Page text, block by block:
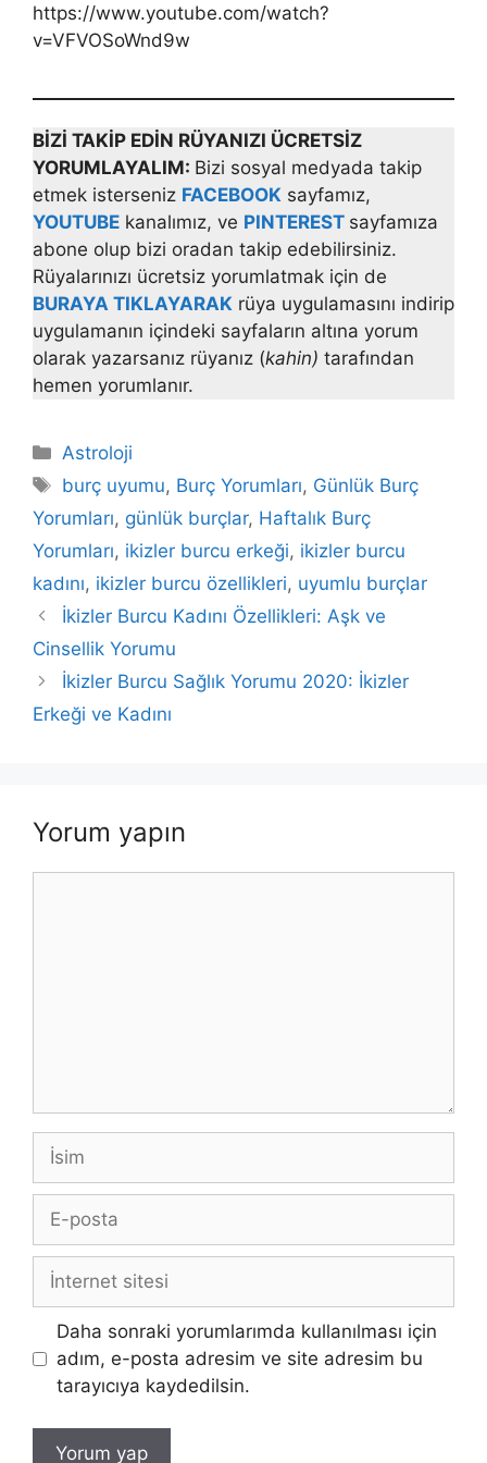
https://www.youtube.com/watch?
v=VFVOSoWnd9w
BİZİ TAKİP EDİN RÜYANIZI ÜCRETSİZ
YORUMLAYALIM: Bizi sosyal medyada takip
etmek isterseniz FACEBOOK sayfamız,
YOUTUBE kanalımız, ve PINTEREST sayfamıza
abone olup bizi oradan takip edebilirsiniz.
Rüyalarınızı ücretsiz yorumlatmak için de
BURAYA TIKLAYARAK rüya uygulamasını indirip
uygulamanın içindeki sayfaların altına yorum
olarak yazarsanız rüyanız (kahin) tarafından
hemen yorumlanır.
Kategoriler
Astroloji
Etiketler
burç uyumu, Burç Yorumları, Günlük Burç
Yorumları, günlük burçlar, Haftalık Burç
Yorumları, ikizler burcu erkeği, ikizler burcu
kadını, ikizler burcu özellikleri, uyumlu burçlar
İkizler Burcu Kadını Özellikleri: Aşk ve
Cinsellik Yorumu
İkizler Burcu Sağlık Yorumu 2020: İkizler
Erkeği ve Kadını
Yorum yapın
İsim
posta
İnternet
Daha sonraki yorumlarımda kullanılması için
adım, e-posta adresim ve site adresim bu
tarayıcıya kaydedilsin.